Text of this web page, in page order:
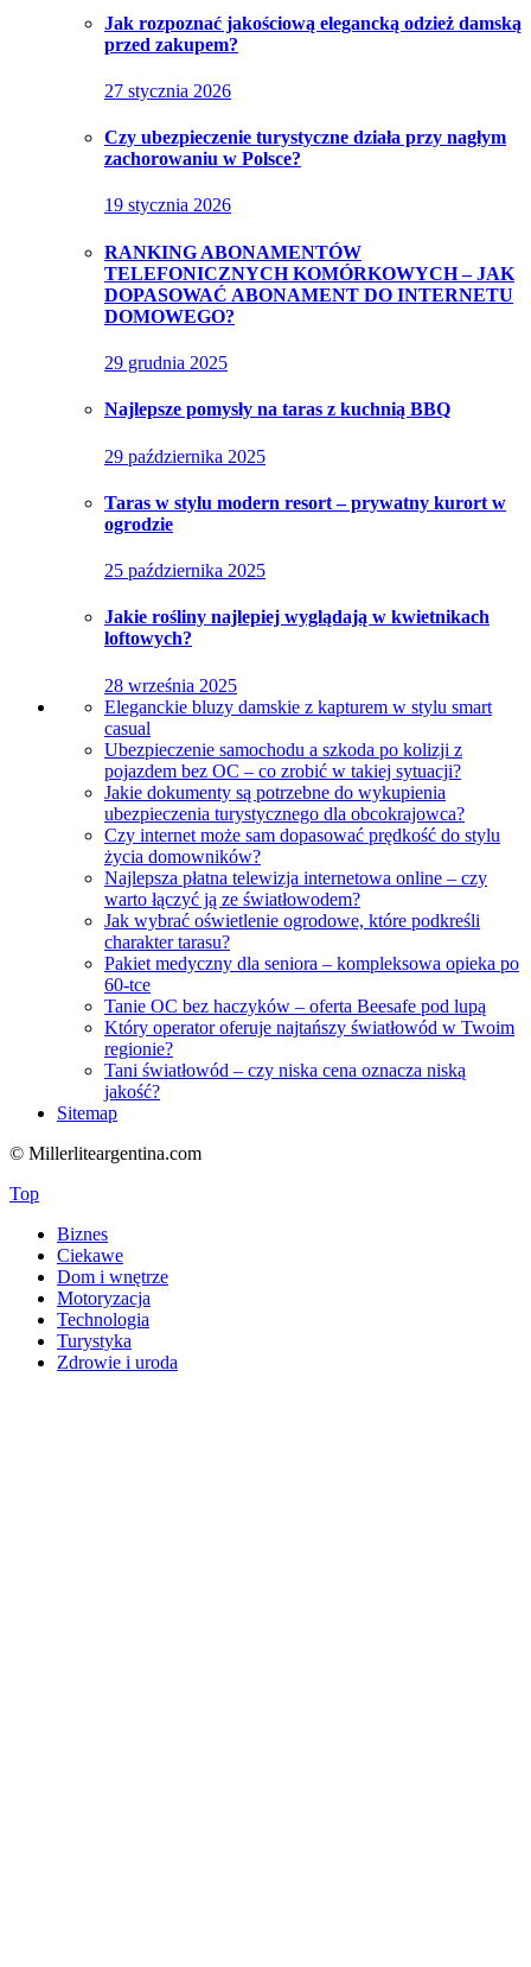
Jak rozpoznać jakościową elegancką odzież damską
przed zakupem?
27 stycznia 2026
Czy ubezpieczenie turystyczne działa przy nagłym
zachorowaniu w Polsce?
19 stycznia 2026
RANKING ABONAMENTÓW
TELEFONICZNYCH KOMÓRKOWYCH – JAK
DOPASOWAĆ ABONAMENT DO INTERNETU
DOMOWEGO?
29 grudnia 2025
Najlepsze pomysły na taras z kuchnią BBQ
29 października 2025
Taras w stylu modern resort – prywatny kurort w
ogrodzie
25 października 2025
Jakie rośliny najlepiej wyglądają w kwietnikach
loftowych?
28 września 2025
Eleganckie bluzy damskie z kapturem w stylu smart
casual
Ubezpieczenie samochodu a szkoda po kolizji z
pojazdem bez OC – co zrobić w takiej sytuacji?
Jakie dokumenty są potrzebne do wykupienia
ubezpieczenia turystycznego dla obcokrajowca?
Czy internet może sam dopasować prędkość do stylu
życia domowników?
Najlepsza płatna telewizja internetowa online – czy
warto łączyć ją ze światłowodem?
Jak wybrać oświetlenie ogrodowe, które podkreśli
charakter tarasu?
Pakiet medyczny dla seniora – kompleksowa opieka po
60-tce
Tanie OC bez haczyków – oferta Beesafe pod lupą
Który operator oferuje najtańszy światłowód w Twoim
regionie?
Tani światłowód – czy niska cena oznacza niską
jakość?
Sitemap
© Millerliteargentina.com
Top
Biznes
Ciekawe
Dom i wnętrze
Motoryzacja
Technologia
Turystyka
Zdrowie i uroda